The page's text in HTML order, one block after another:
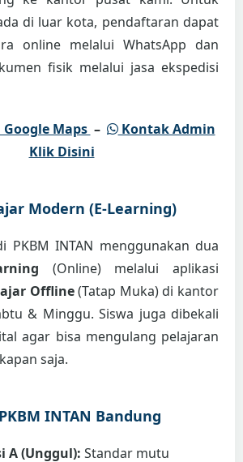
di luar kota, pendaftaran dapat
online melalui WhatsApp dan
fisik melalui jasa ekspedisi
Maps –
Kontak Admin
Klik Disini
Modern (E-Learning)
PKBM INTAN menggunakan dua
(Online) melalui aplikasi
Offline(Tatap Muka) di kantor
& Minggu. Siswa juga dibekali
agar bisa mengulang pelajaran
saja.
INTAN Bandung
A (Unggul): Standar mutu